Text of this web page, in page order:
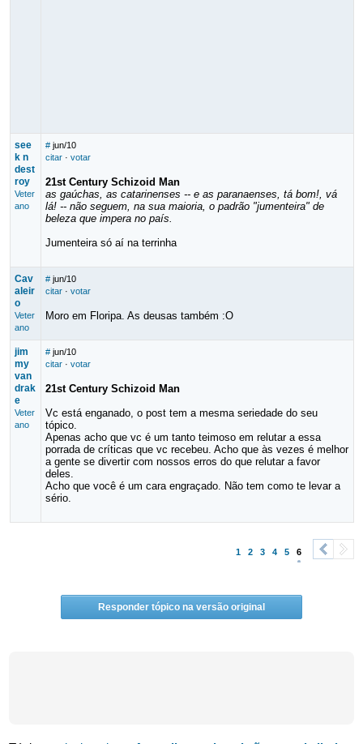
see
k n
dest
roy
Veter
ano
# jun/10
citar· votar
21st Century Schizoid Man
as gaúchas, as catarinenses -- e as paranaenses, tá bom!, vá
lá! -- não seguem, na sua maioria, o padrão "jumenteira" de
beleza que impera no país.
Jumenteira só aí na terrinha
Cav
aleir
o
Veter
ano
# jun/10
citar· votar
Moro em Floripa. As deusas também :O
jim
my
van
drak
e
Veter
ano
# jun/10
citar· votar
21st Century Schizoid Man
Vc está enganado, o post tem a mesma seriedade do seu
tópico.
Apenas acho que vc é um tanto teimoso em relutar a essa
porrada de críticas que vc recebeu. Acho que às vezes é melhor
a gente se divertir com nossos erros do que relutar a favor
deles.
Acho que você é um cara engraçado. Não tem como te levar a
sério.
1 2 3 4 5 6
< >
Responder tópico na versão original